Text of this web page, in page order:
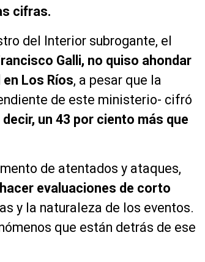
cifras.
del Interior subrogante, el
Galli, no quiso ahondar
Los Ríos, a pesar que la
de este ministerio- cifró
un 43 por ciento más que
de atentados y ataques,
evaluaciones de corto
y la naturaleza de los eventos.
que están detrás de ese